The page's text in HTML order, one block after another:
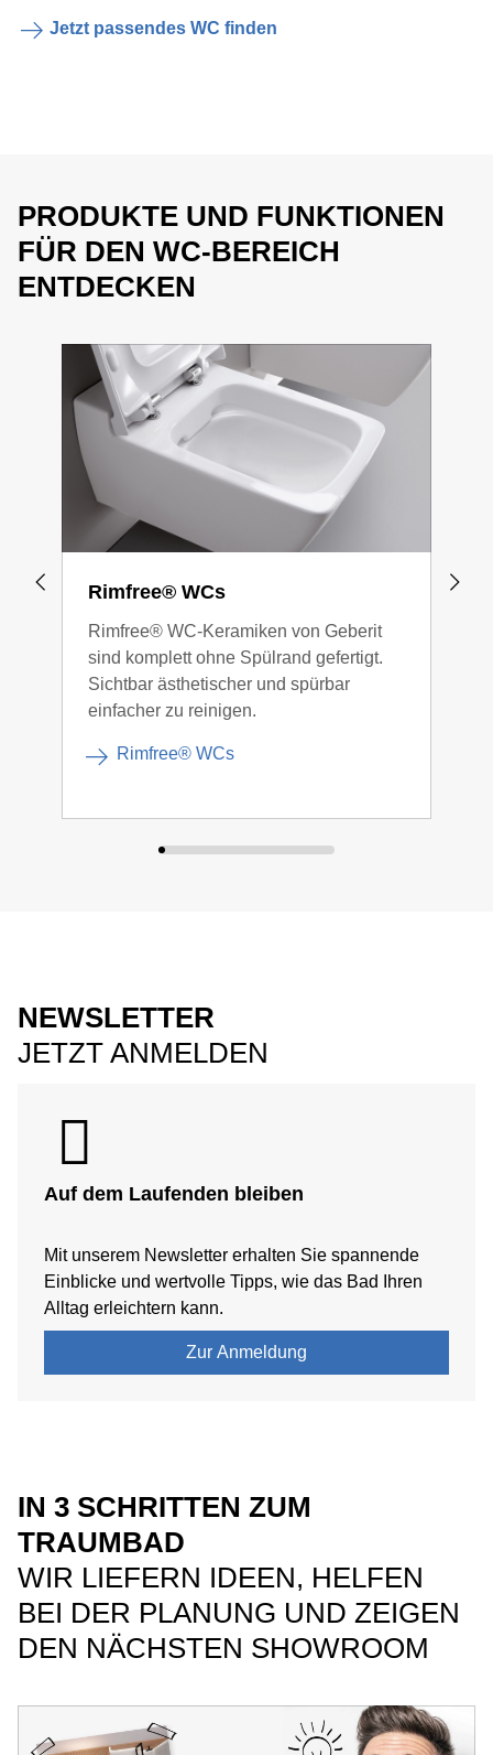
Jetzt passendes WC finden
PRODUKTE UND FUNKTIONEN
FÜR DEN WC-BEREICH
ENTDECKEN
Rimfree® WCs
Rimfree® WC-Keramiken von Geberit
sind komplett ohne Spülrand gefertigt.
Sichtbar ästhetischer und spürbar
einfacher zu reinigen.
Rimfree® WCs
NEWSLETTER
JETZT ANMELDEN
Auf dem Laufenden bleiben
Mit unserem Newsletter erhalten Sie spannende
Einblicke und wertvolle Tipps, wie das Bad Ihren
Alltag erleichtern kann.
Zur Anmeldung
IN 3 SCHRITTEN ZUM
TRAUMBAD
WIR LIEFERN IDEEN, HELFEN
BEI DER PLANUNG UND ZEIGEN
DEN NÄCHSTEN SHOWROOM